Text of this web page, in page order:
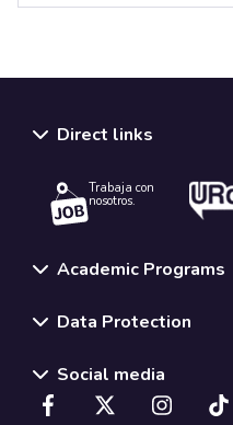
Direct links
Trabaja con
nosotros.
Academic Programs
Data Protection
Social media